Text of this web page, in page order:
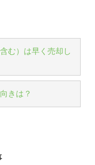
む）は早く売却し
きは？